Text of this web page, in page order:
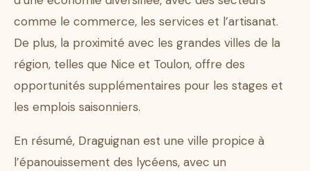
comme le commerce, les services et l’artisanat.
De plus, la proximité avec les grandes villes de la
région, telles que Nice et Toulon, offre des
opportunités supplémentaires pour les stages et
les emplois saisonniers.
En résumé, Draguignan est une ville propice à
l’épanouissement des lycéens, avec un